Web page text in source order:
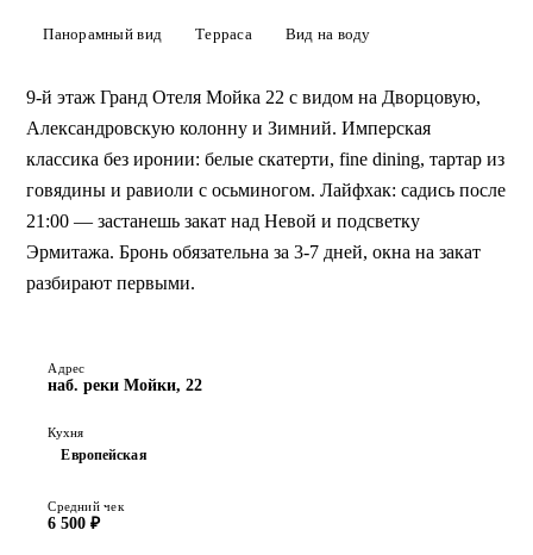
Панорамный вид Терраса Вид на воду
9-й этаж Гранд Отеля Мойка 22 с видом на Дворцовую,
Александровскую колонну и Зимний. Имперская
классика без иронии: белые скатерти, fine dining, тартар из
говядины и равиоли с осьминогом. Лайфхак: садись после
21:00 — застанешь закат над Невой и подсветку
Эрмитажа. Бронь обязательна за 3-7 дней, окна на закат
разбирают первыми.
Адрес
наб. реки Мойки, 22
Кухня
Европейская
Средний чек
6 500 ₽